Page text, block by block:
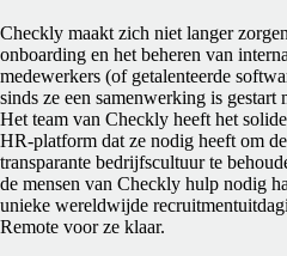
Checkly maakt zich niet langer
onboarding en het beheren van
medewerkers (of getalenteerde
sinds ze een samenwerking is gestart
Het team van Checkly heeft het
HR-platform dat ze nodig heeft om
transparante bedrijfscultuur te
de mensen van Checkly hulp nodig
unieke wereldwijde
Remote voor ze klaar.